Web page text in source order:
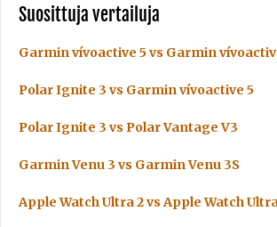
Suosittuja vertailuja
Garmin vívoactive 5 vs Garmin
Polar Ignite 3 vs Garmin vívoactive 5
Polar Ignite 3 vs Polar Vantage V3
Garmin Venu 3 vs Garmin Venu 3S
Apple Watch Ultra 2 vs Apple Watch